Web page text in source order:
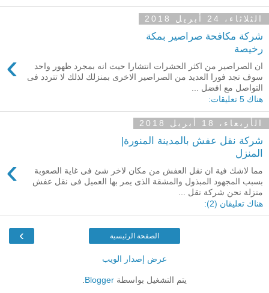
الثلاثاء، 24 أبريل 2018
شركة مكافحة صراصير بمكة
رخيصة
›
ان الصراصير من اكثر الحشرات انتشارا حيث انه بمجرد ظهور واحد
سوف تجد فورا العديد من الصراصير الاخرى بمنزلك لذلك لا تتردد فى
التواصل مع افضل ...
هناك 5 تعليقات:
الأربعاء، 18 أبريل 2018
شركة نقل عفش بالمدينة المنورة|
المنزل
›
مما لاشك فية ان نقل العفش من مكان لاخر شئ فى غاية الصعوبة
بسبب المجهود المبذول والمشقة الذى يمر بها العميل فى نقل عفش
منزلة نحن شركة نقل ...
هناك تعليقان (2):
› الصفحة الرئيسية
عرض إصدار الويب
يتم التشغيل بواسطة Blogger